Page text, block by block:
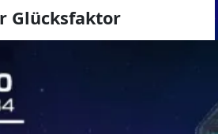
Glücksfaktor